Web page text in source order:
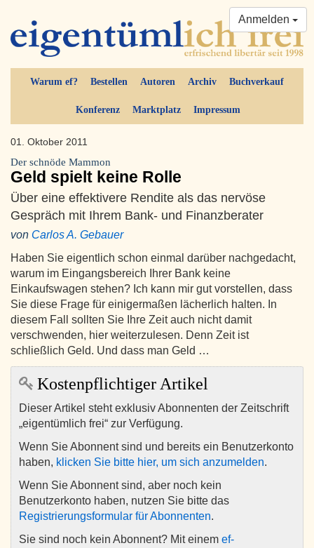
Warum ef? Bestellen Autoren Archiv Buchverkauf
Konferenz Marktplatz Impressum
Anmelden
01. Oktober 2011
Der schnöde Mammon
Geld spielt keine Rolle
Über eine effektivere Rendite als das nervöse
Gespräch mit Ihrem Bank- und Finanzberater
von Carlos A. Gebauer
Haben Sie eigentlich schon einmal darüber nachgedacht,
warum im Eingangsbereich Ihrer Bank keine
Einkaufswagen stehen? Ich kann mir gut vorstellen, dass
Sie diese Frage für einigermaßen lächerlich halten. In
diesem Fall sollten Sie Ihre Zeit auch nicht damit
verschwenden, hier weiterzulesen. Denn Zeit ist
schließlich Geld. Und dass man Geld …
Kostenpflichtiger Artikel
Dieser Artikel steht exklusiv Abonnenten der Zeitschrift
„eigentümlich frei“ zur Verfügung.
Wenn Sie Abonnent sind und bereits ein Benutzerkonto
haben, klicken Sie bitte hier, um sich anzumelden.
Wenn Sie Abonnent sind, aber noch kein
Benutzerkonto haben, nutzen Sie bitte das
Registrierungsformular für Abonnenten.
Sie sind noch kein Abonnent? Mit einem ef-